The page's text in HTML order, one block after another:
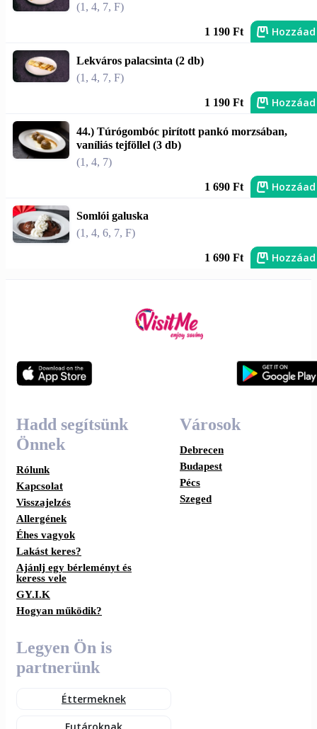
(1, 4, 7, F)
1 190 Ft Hozzáad
Lekváros palacsinta (2 db)
(1, 4, 7, F)
1 190 Ft Hozzáad
44.) Túrógombóc pirított pankó morzsában,
vaníliás tejföllel (3 db)
(1, 4, 7)
1 690 Ft Hozzáad
Somlói galuska
(1, 4, 6, 7, F)
1 690 Ft Hozzáad
Hadd segítsünk
Önnek
Rólunk
Kapcsolat
Visszajelzés
Allergének
Éhes vagyok
Lakást keres?
Ajánlj egy bérleményt és
keress vele
GY.I.K
Hogyan működik?
Városok
Debrecen
Budapest
Pécs
Szeged
Legyen Ön is
partnerünk
Éttermeknek